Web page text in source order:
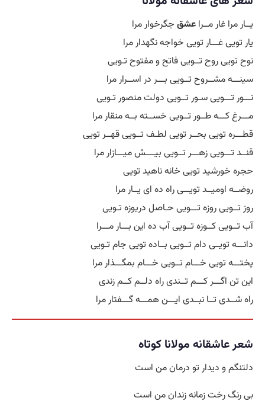
یــار مرا غار مــرا عشق جگرخوار مرا
یار تویی غـــار تویی خواجه نگهدار مرا
نوح تویی روح تــویی فاتح و مفتوح تـویی
سینـــه مشــروح تــویی بـــر در اســرار مرا
نـــور تـــویی سـور تــویی دولت منصور تـویی
مـــرغ کـــه طــور تــویی خســته بــه منقار مرا
قطـــره تویی بحــر تویی لطـف تــویی قهــر تویی
قنــد تـــویی زهـــر تــویی بیــــش میـــازار مرا
حجره خورشید تویی خانه ناهید تویی
روضــه اومیــد تویـــی راه ده ای یــار مرا
روز تــویی روزه تـــویی حـاصل دریوزه تـویی
آب تــویی کــوزه تــویی آب ده این بـــار مـــرا
دانـــه تویــی دام تــویی بــاده تویی جام تـویی
پختـــه تویی خـــام تــویی خـــام بمگـــذار مرا
این تن اگـــر کـــم تــندی راه دلــم کــم زندی
راه شــدی تــا نبــدی ایـــن همـــه گـــفتار مرا
شعر عاشقانه مولانا كوتاه
دلتنگم و دیدار تو درمان من است
بی رنگ رخت زمانه زندان من است